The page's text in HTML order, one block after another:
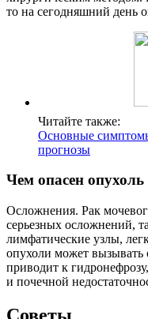
то на сегодняшний день
Читайте также:
Основные
прогнозы
Чем опасен
Осложнения. Рак
серьезных осложнений,
лимфатические узлы,
опухоли может
приводит к
и почечной